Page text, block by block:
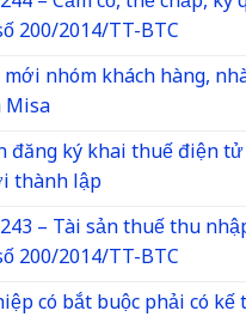
200/2014/TT-BTC
nhóm khách hàng,
đăng ký khai thuế điện
thành lập
– Tài sản thuế thu
200/2014/TT-BTC
có bắt buộc phải có